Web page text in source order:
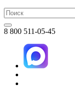
8 800 511-05-45